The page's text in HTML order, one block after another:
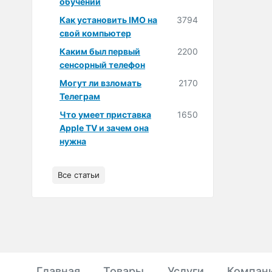
Как установить IMO на
свой компьютер
3794
Каким был первый
сенсорный телефон
2200
Могут ли взломать
Телеграм
2170
Что умеет приставка
Apple TV и зачем она
нужна
1650
Все статьи